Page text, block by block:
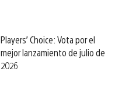
Players’ Choice: Vota por el
mejor lanzamiento de julio de
2026